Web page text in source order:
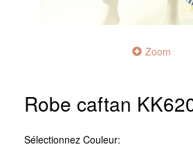
Zoom
Robe caftan
Sélectionnez Couleur: